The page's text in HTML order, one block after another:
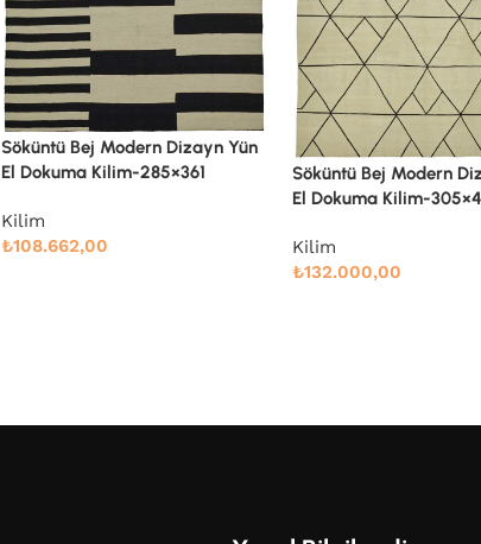
Söküntü Bej Modern Dizayn Yün
Kilim
Söküntü Gri Çizgili Yün
Dokuma Kilim-275×366
₺106.339,00